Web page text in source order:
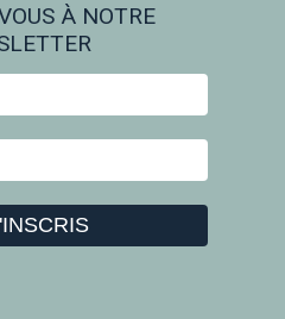
À NOTRE